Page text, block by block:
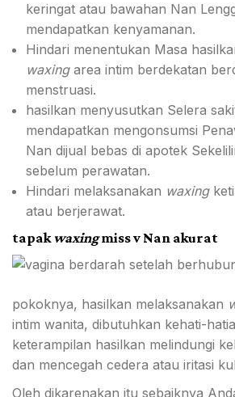
keringat atau bawahan Nan
mendapatkan kenyamanan.
Hindari menentukan Masa
waxing area intim berdekatan
menstruasi.
hasilkan menyusutkan Selera
mendapatkan mengonsumsi
Nan dijual bebas di apotek
sebelum perawatan.
Hindari melaksanakan waxing
atau berjerawat.
tapakwaxingmiss v Nan akurat
pokoknya, hasilkan melaksanakan
intim wanita, dibutuhkan kehati-
keterampilan hasilkan melindungi
dan mencegah cedera atau iritasi
Oleh dikarenakan itu sebaiknya